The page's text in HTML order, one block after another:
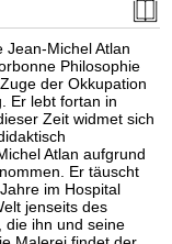
Jean-Michel Atlan
Philosophie
der Okkupation
Er lebt fortan in
Zeit widmet sich
Atlan aufgrund
Er täuscht
im Hospital
jenseits des
die ihn und seine